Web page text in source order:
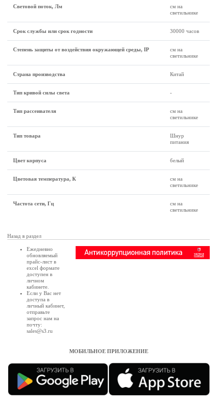
Световой поток, Лм
см на
светильнике
Срок службы или срок годности 30000 часов
Степень защиты от воздействия окружающей среды, IP
см на
светильнике
Страна производства Китай
Тип кривой силы света -
Тип рассеивателя
см на
светильнике
Тип товара
Шнур
питания
Цвет корпуса белый
Цветовая температура, К
см на
светильнике
Частота сети, Гц
см на
светильнике
Назад в раздел
Ежедневно
обновляемый
прайс-лист в
excel формате
доступен в
личном
кабинете
Если у Вас нет
доступа в
личный кабинет,
отправьте
запрос нам на
почту:
sales@s3.ru
МОБИЛЬНОЕ ПРИЛОЖЕНИЕ